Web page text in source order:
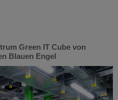
Green IT Cube von
Blauen Engel